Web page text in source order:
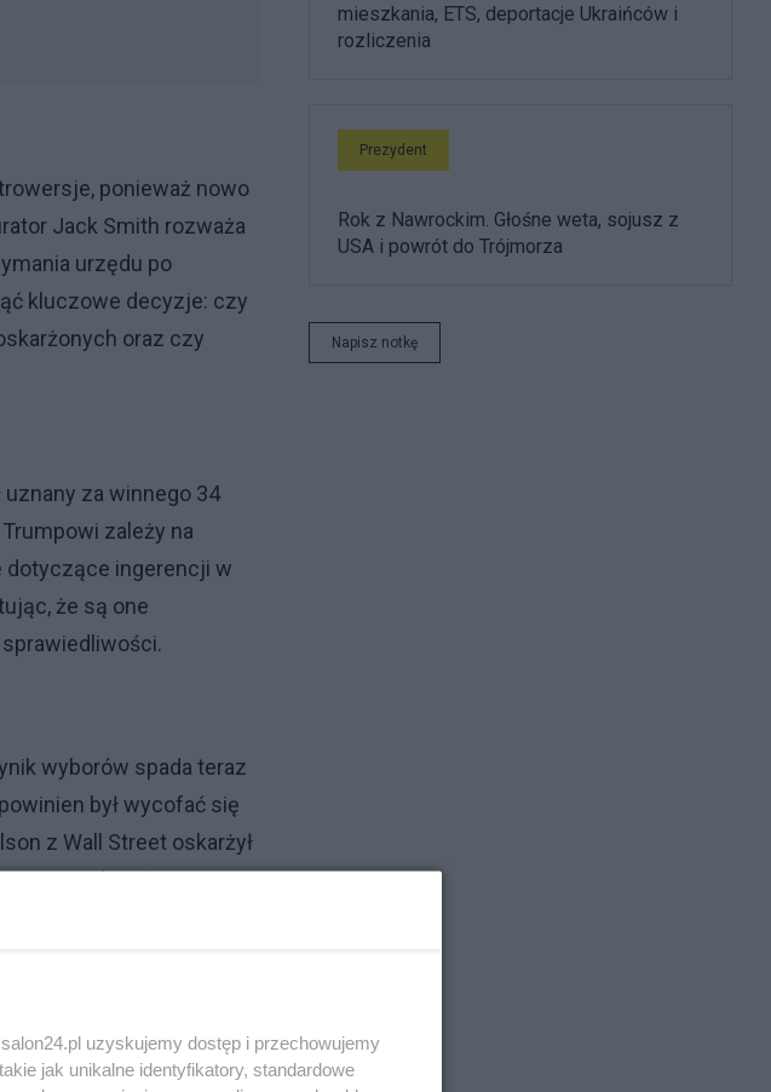
ponieważ nowo
Jack Smith rozważa
urzędu po
kluczowe decyzje: czy
oraz czy
za winnego 34
zależy na
dotyczące ingerencji w
że są one
wyborów spada teraz
był wycofać się
z Wall Street oskarżył
spowodowała, że Harris
gaf i dziwnych
Demokratycznej Bill
miało wpływ na
mieszkania, ETS, deportacje Ukraińców i
rozliczenia
Prezydent
Rok z Nawrockim. Głośne weta, sojusz z
USA i powrót do Trójmorza
Napisz notkę
uzyskujemy dostęp i przechowujemy
jak unikalne identyfikatory, standardowe